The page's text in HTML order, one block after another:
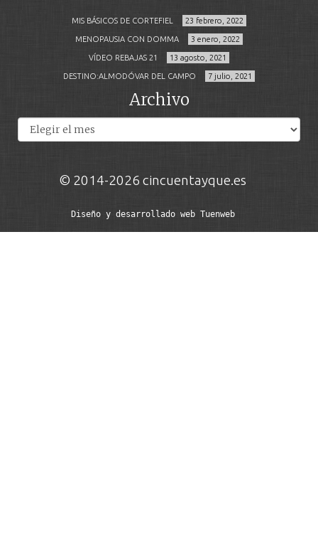
MIS BÁSICOS DE CORTEFIEL 23 febrero, 2022
MENOPAUSIA CON DOMMA 3 enero, 2022
VÍDEO REBAJAS 21 13 agosto, 2021
DESTINO:ALMODÓVAR DEL CAMPO 7 julio, 2021
Archivo
© 2014-2026 cincuentayque.es
Diseño y desarrollado web Tuenweb